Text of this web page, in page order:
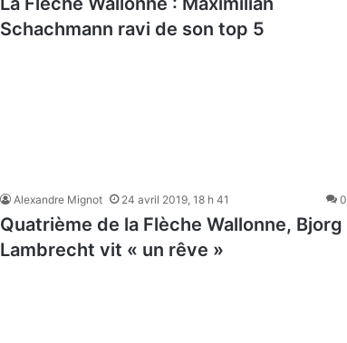
Schachmann ravi de son top 5
Alexandre Mignot 24 avril 2019, 18 h 41 0
Quatrième de la Flèche Wallonne, Bjorg
Lambrecht vit « un rêve »